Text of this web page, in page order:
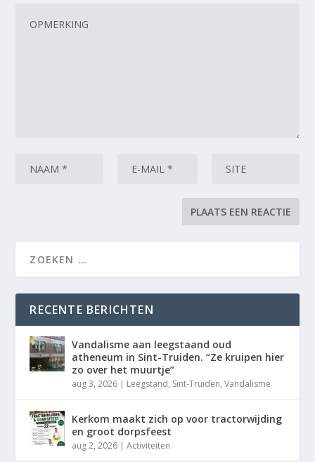
RECENTE BERICHTEN
Vandalisme aan leegstaand oud
atheneum in Sint-Truiden. “Ze kruipen hier
zo over het muurtje”
aug 3, 2026 | Leegstand, Sint-Truiden,Vandalisme
Kerkom maakt zich op voor tractorwijding
en groot dorpsfeest
aug 2, 2026 |Activiteiten